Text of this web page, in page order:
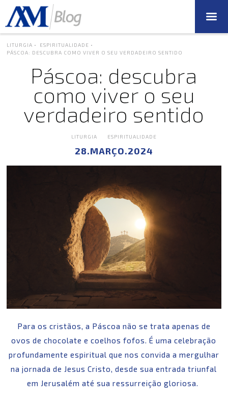
LITURGIA •
ESPIRITUALIDADE •
PÁSCOA: DESCUBRA COMO VIVER O SEU VERDADEIRO SENTIDO
Páscoa: descubra
como viver o seu
verdadeiro sentido
LITURGIA ESPIRITUALIDADE
28.MARÇO.2024
Para os cristãos, a Páscoa não se trata apenas de
ovos de chocolate e coelhos fofos. É uma celebração
profundamente espiritual que nos convida a mergulhar
na jornada de Jesus Cristo, desde sua entrada triunfal
em Jerusalém até sua ressurreição gloriosa.